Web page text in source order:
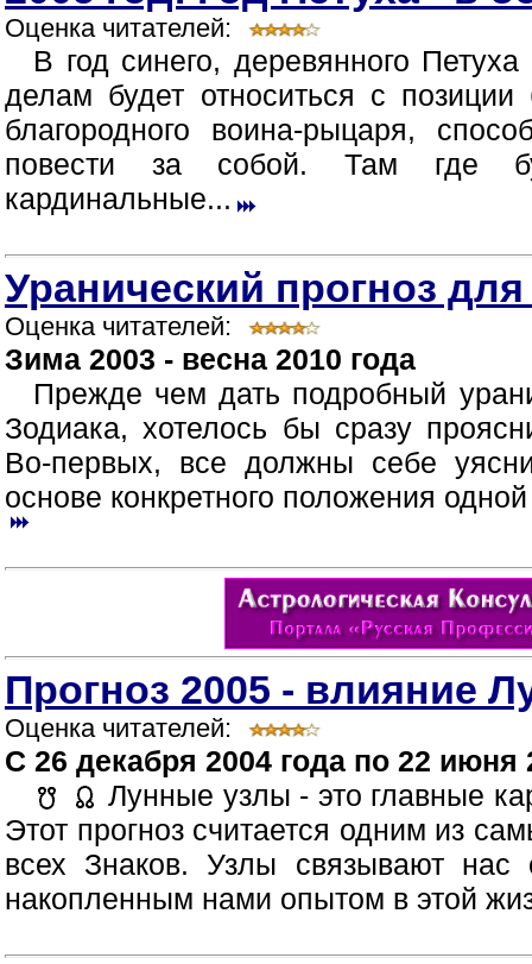
Оценка читателей:
В год синего, деревянного
делам будет относиться с позиции
благородного воина-рыцаря,
повести за собой. Там где
кардинальные...
Уранический прогноз
Оценка читателей:
Зима 2003 - весна 2010 года
Прежде чем дать подробный
Зодиака, хотелось бы сразу
Во-первых, все должны себе
основе конкретного положения
Прогноз 2005 - влияние
Оценка читателей:
C 26 декабря 2004 года по 22 июня
Лунные узлы - это главные
Этот прогноз считается одним из
всех Знаков. Узлы связывают
накопленным нами опытом в этой